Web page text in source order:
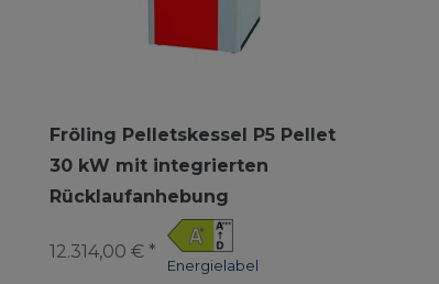
Fröling Pelletskessel P5 Pellet
30 kW mit integrierten
Rücklaufanhebung
Energielabel
12.314,00 € *